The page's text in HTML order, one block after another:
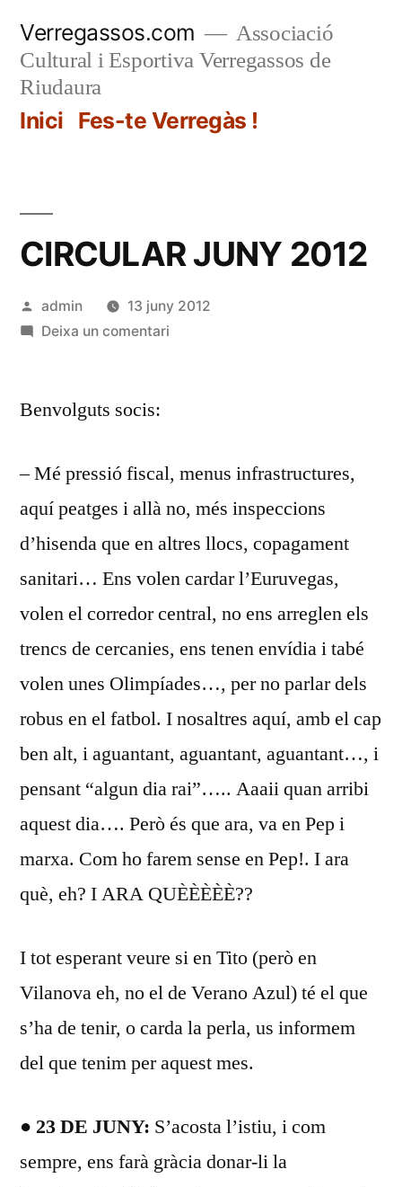
contingut
Verregassos.com
Associació
Cultural i Esportiva Verregassos de
Riudaura
Inici Fes-te Verregàs !
CIRCULAR JUNY 2012
Publicat
per
admin
13 juny 2012
Deixa un comentaria
Benvolguts socis:
– Mé pressió fiscal, menus infrastructures,
aquí peatges i allà no, més inspeccions
d’hisenda que en altres llocs, copagament
sanitari… Ens volen cardar l’Euruvegas,
volen el corredor central, no ens arreglen els
trencs de cercanies, ens tenen envídia i tabé
volen unes Olimpíades…, per no parlar dels
robus en el fatbol. I nosaltres aquí, amb el cap
ben alt, i aguantant, aguantant, aguantant…, i
pensant “algun dia rai”….. Aaaii quan arribi
aquest dia…. Però és que ara, va en Pep i
marxa. Com ho farem sense en Pep!. I ara
què, eh? I ARA QUÈÈÈÈÈ??
I tot esperant veure si en Tito (però en
Vilanova eh, no el de Verano Azul) té el que
s’ha de tenir, o carda la perla, us informem
del que tenim per aquest mes.
● 23 DE JUNY: S’acosta l’istiu, i com
sempre, ens farà gràcia donar-li la